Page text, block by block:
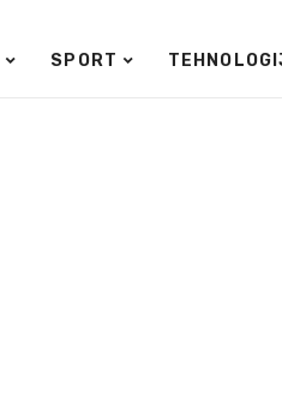
SPORT